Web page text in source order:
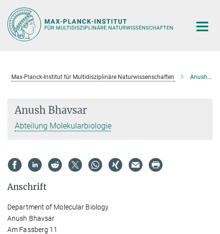
Hauptinhalt
Max-Planck-Institut für Multidisziplinäre Naturwissenschaften Anush Bhavsar
Anush Bhavsar
Abteilung Molekularbiologie
Anschrift
Department of Molecular Biology
Anush Bhavsar
Am Fassberg 11